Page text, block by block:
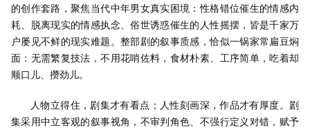
的创作套路，聚焦当代中年男女真实困境：性格错位催生的情感内
耗、脱离现实的情感执念、俗世诱惑催生的人性摇摆，皆是千家万
户屡见不鲜的现实难题。整部剧的叙事质感，恰似一锅家常扁豆焖
面：无需繁复技法，不用花哨佐料，食材朴素、工序简单，吃着却
顺口儿、攒劲儿。
人物立得住，剧集才有看点；人性刻画深，作品才有厚度。剧
集采用中立客观的叙事视角，不审判角色、不强行定义对错，赋予